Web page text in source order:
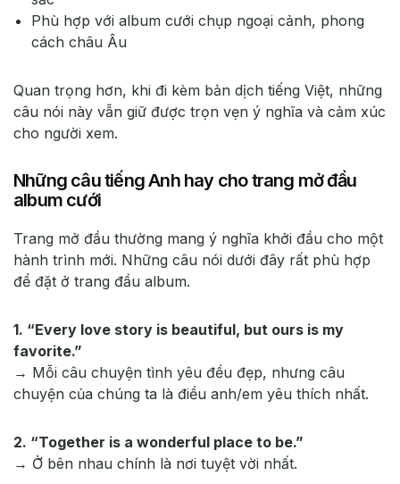
Phù hợp với album cưới chụp ngoại cảnh, phong
cách châu Âu
Quan trọng hơn, khi đi kèm bản dịch tiếng Việt, những
câu nói này vẫn giữ được trọn vẹn ý nghĩa và cảm xúc
cho người xem.
Những câu tiếng Anh hay cho trang mở đầu
album cưới
Trang mở đầu thường mang ý nghĩa khởi đầu cho một
hành trình mới. Những câu nói dưới đây rất phù hợp
để đặt ở trang đầu album.
1. “Every love story is beautiful, but ours is my
favorite.”
→ Mỗi câu chuyện tình yêu đều đẹp, nhưng câu
chuyện của chúng ta là điều anh/em yêu thích nhất.
2. “Together is a wonderful place to be.”
→ Ở bên nhau chính là nơi tuyệt vời nhất.